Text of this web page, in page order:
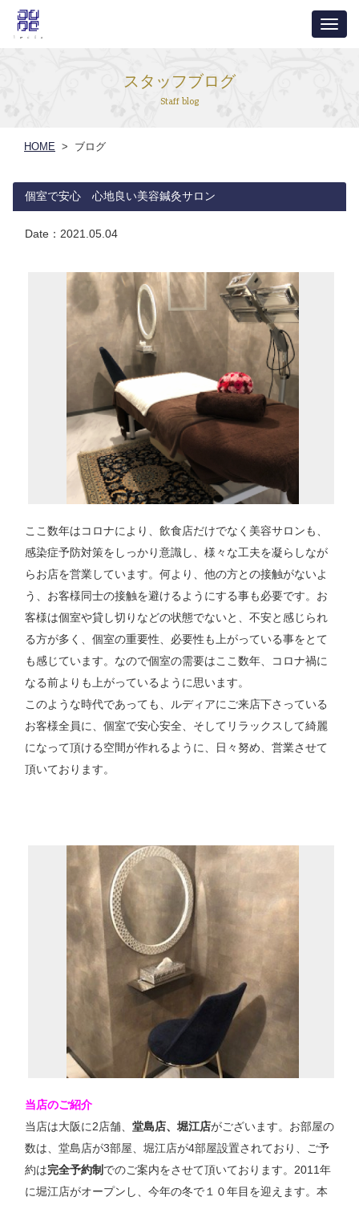
ナ
ビ
スタッフブログ
Staff blog
HOME > ブログ
個室で安心 心地良い美容鍼灸サロン
Date： 2021.05.04
ここ数年はコロナにより、飲食店だけでなく美容サロンも、
感染症予防対策をしっかり意識し、様々な工夫を凝らしなが
らお店を営業しています。何より、他の方との接触がないよ
う、お客様同士の接触を避けるようにする事も必要です。お
客様は個室や貸し切りなどの状態でないと、不安と感じられ
る方が多く、個室の重要性、必要性も上がっている事をとて
も感じています。なので個室の需要はここ数年、コロナ禍に
なる前よりも上がっているように思います。
このような時代であっても、ルディアにご来店下さっている
お客様全員に、個室で安心安全、そしてリラックスして綺麗
になって頂ける空間が作れるように、日々努め、営業させて
頂いております。
当店のご紹介
当店は大阪に2店舗 堂島店、堀江店がございます。お部屋の
数は、堂島店が3部屋、堀江店が4部屋設置されており、ご予
約は完全予約制 でのご案内をさせて頂いております。 2011年
に堀江店がオープンし、今年の冬で１０年目を迎えます。本